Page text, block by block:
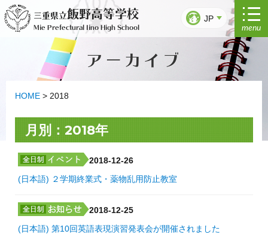
al
contenido
三重県立飯野高等学校
Mie Prefectural Iino High School
JP
menu
アーカイブ
HOME > 2018
月別：2018年
2018-12-26
(日本語) ２学期終業式・薬物乱用防止教室
2018-12-25
(日本語) 第10回英語表現演習発表会が開催されました